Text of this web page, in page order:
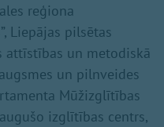
reģiona
Liepājas pilsētas
attīstības un metodiskā
un pilnveides
Mūžizglītības
izglītības centrs,